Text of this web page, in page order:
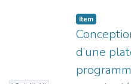
station-service
située à
L’objectif
de diesel,
Item
d’une